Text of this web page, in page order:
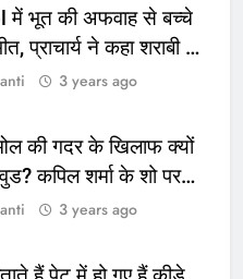
में भूत की अफवाह से बच्चे
प्राचार्य ने कहा शराबी ने
3 years ago
की गदर के खिलाफ क्यों
कपिल शर्मा के शो पर
सच्चाई3 years ago